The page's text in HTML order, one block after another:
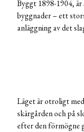
Byggt 1898-1904,
byggnader – ett
anläggning av det
Läget är otroligt
skärgården och på
efter den förmögne